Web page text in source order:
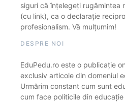
siguri că înțelegeți rugămintea
(cu link), ca o declarație
profesionalism. Vă mulțumim!
DESPRE NOI
EduPedu.ro este o publicație
exclusiv articole din domeniul
Urmărim constant cum sunt
cum face politicile din